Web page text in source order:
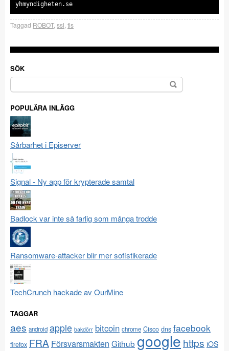
Taggad ROBOT, ssl tls
SÖK
Sök
efter:
POPULÄRA INLÄGG
Sårbarhet i Episerver
Signal - Ny app för krypterade samtal
Badlock var inte så farlig som många trodde
Ransomware-attacker blir mer sofistikerade
TechCrunch hackade av OurMine
TAGGAR
aes android apple bakdörr bitcoin chrome Cisco dns facebook
firefox FRA Försvarsmakten Github google https iOS